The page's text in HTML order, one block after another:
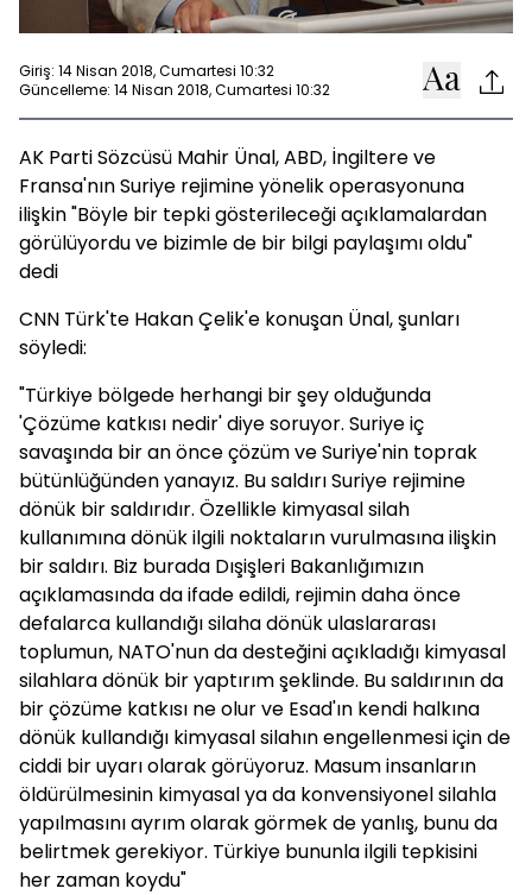
Giriş: 14 Nisan 2018, Cumartesi 10:32
Güncelleme: 14 Nisan 2018, Cumartesi 10:32
AK Parti Sözcüsü Mahir Ünal, ABD, İngiltere ve
Fransa'nın Suriye rejimine yönelik operasyonuna
ilişkin "Böyle bir tepki gösterileceği açıklamalardan
görülüyordu ve bizimle de bir bilgi paylaşımı oldu"
dedi
CNN Türk'te Hakan Çelik'e konuşan Ünal, şunları
söyledi:
"Türkiye bölgede herhangi bir şey olduğunda
'Çözüme katkısı nedir' diye soruyor. Suriye iç
savaşında bir an önce çözüm ve Suriye'nin toprak
bütünlüğünden yanayız. Bu saldırı Suriye rejimine
dönük bir saldırıdır. Özellikle kimyasal silah
kullanımına dönük ilgili noktaların vurulmasına ilişkin
bir saldırı. Biz burada Dışişleri Bakanlığımızın
açıklamasında da ifade edildi, rejimin daha önce
defalarca kullandığı silaha dönük ulaslararası
toplumun, NATO'nun da desteğini açıkladığı kimyasal
silahlara dönük bir yaptırım şeklinde. Bu saldırının da
bir çözüme katkısı ne olur ve Esad'ın kendi halkına
dönük kullandığı kimyasal silahın engellenmesi için de
ciddi bir uyarı olarak görüyoruz. Masum insanların
öldürülmesinin kimyasal ya da konvensiyonel silahla
yapılmasını ayrım olarak görmek de yanlış, bunu da
belirtmek gerekiyor. Türkiye bununla ilgili tepkisini
her zaman koydu"